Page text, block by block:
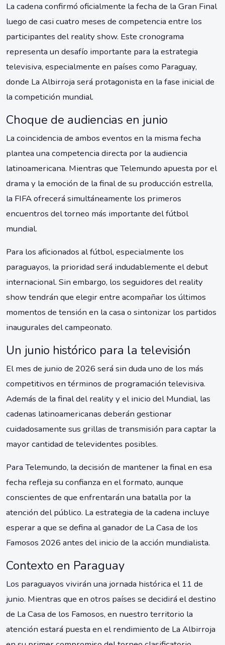
La cadena confirmó oficialmente la fecha de la Gran Final
luego de casi cuatro meses de competencia entre los
participantes del reality show. Este cronograma
representa un desafío importante para la estrategia
televisiva, especialmente en países como Paraguay,
donde La Albirroja será protagonista en la fase inicial de
la competición mundial.
Choque de audiencias en junio
La coincidencia de ambos eventos en la misma fecha
plantea una competencia directa por la audiencia
latinoamericana. Mientras que Telemundo apuesta por el
drama y la emoción de la final de su producción estrella,
la FIFA ofrecerá simultáneamente los primeros
encuentros del torneo más importante del fútbol
mundial.
Para los aficionados al fútbol, especialmente los
paraguayos, la prioridad será indudablemente el debut
internacional. Sin embargo, los seguidores del reality
show tendrán que elegir entre acompañar los últimos
momentos de tensión en la casa o sintonizar los partidos
inaugurales del campeonato.
Un junio histórico para la televisión
El mes de junio de 2026 será sin duda uno de los más
competitivos en términos de programación televisiva.
Además de la final del reality y el inicio del Mundial, las
cadenas latinoamericanas deberán gestionar
cuidadosamente sus grillas de transmisión para captar la
mayor cantidad de televidentes posibles.
Para Telemundo, la decisión de mantener la final en esa
fecha refleja su confianza en el formato, aunque
conscientes de que enfrentarán una batalla por la
atención del público. La estrategia de la cadena incluye
esperar a que se defina al ganador de La Casa de los
Famosos 2026 antes del inicio de la acción mundialista.
Contexto en Paraguay
Los paraguayos vivirán una jornada histórica el 11 de
junio. Mientras que en otros países se decidirá el destino
de La Casa de los Famosos, en nuestro territorio la
atención estará puesta en el rendimiento de La Albirroja